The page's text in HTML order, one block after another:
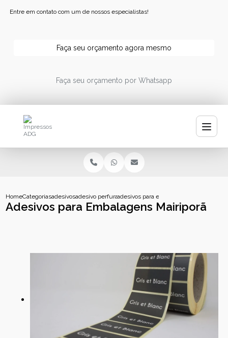
Entre em contato com um de nossos especialistas!
Faça seu orçamento agora mesmo
Faça seu orçamento por Whatsapp
HomeCategoriasadesivosadesivo perfurado personalizadoadesivos para embalagens mairipora
Adesivos para Embalagens Mairiporã